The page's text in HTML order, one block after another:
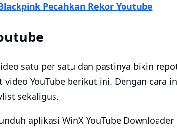
Pecahkan Rekor Youtube
satu per satu dan pastinya bikin
YouTube berikut ini. Dengan cara
sekaligus.
aplikasi WinX YouTube